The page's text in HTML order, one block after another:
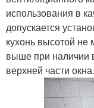
использования в
допускается
кухонь высотой
выше при наличии
верхней части окна.